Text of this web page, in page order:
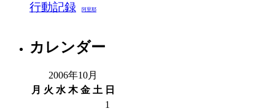
行動記録 阿里耶
カレンダー
2006年10月
月 火 水 木 金 土 日
1